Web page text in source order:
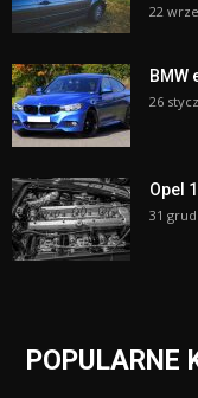
22
BMW
26
Opel
31
POPULARNE